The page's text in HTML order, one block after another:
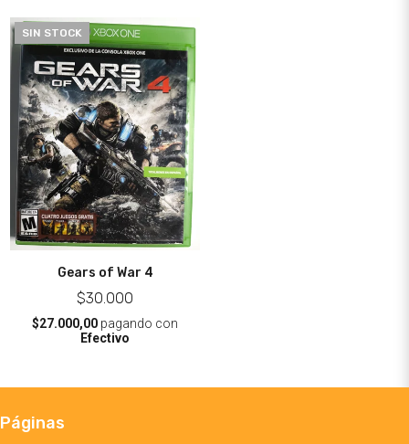
SIN STOCK
Gears of War 4
$30.000
$27.000,00 pagando con
Efectivo
Páginas